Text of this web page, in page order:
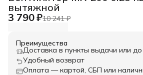
вытяжной
3 790 ₽10 241 ₽
Преимущества
Доставка в пункты выдачи или
Удобный возврат
Оплата — картой, СБП или